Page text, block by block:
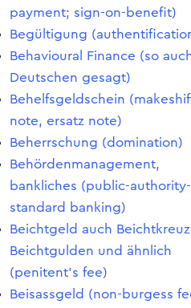
payment; sign-on-benefit)
Begültigung
Behavioural Finance (so
Deutschen gesagt)
Behelfsgeldschein
note, ersatz note)
Beherrschung (domination)
Behördenmanagement,
bankliches (public-authority-
standard banking)
Beichtgeld auch
Beichtgulden und ähnlich
(penitent's fee)
Beisassgeld (non-burgess